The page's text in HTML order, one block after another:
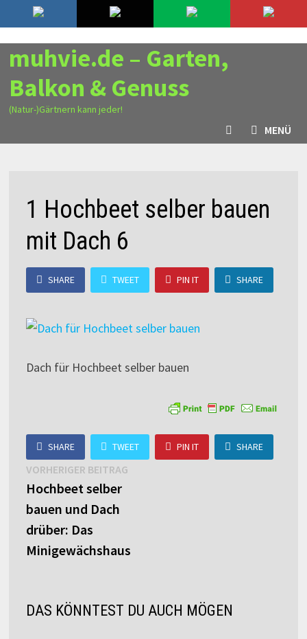
Zurück
zum
Inhalt
7. August 2026
muhvie.de – Garten,
Balkon & Genuss
(Natur-)Gärtnern kann jeder!
MENÜ
1 Hochbeet selber bauen
mit Dach 6
SHARE TWEET PIN IT SHARE
Dach für Hochbeet selber bauen
SHARE TWEET PIN IT SHARE
Beitragsnavigation
VORHERIGER BEITRAGVorheriger
Hochbeet selber
bauen und Dach
drüber: Das
Minigewächshaus
DAS KÖNNTEST DU AUCH MÖGEN